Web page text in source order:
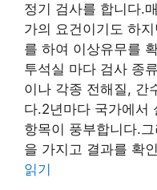
정기 검사를 합니다.
가의 요건이기도 하
를 하여 이상유무를
투석실 마다 검사 종
이나 각종 전해질, 간
다.2년마다 국가에서
항목이 풍부합니다.
을 가지고 결과를 확
읽기